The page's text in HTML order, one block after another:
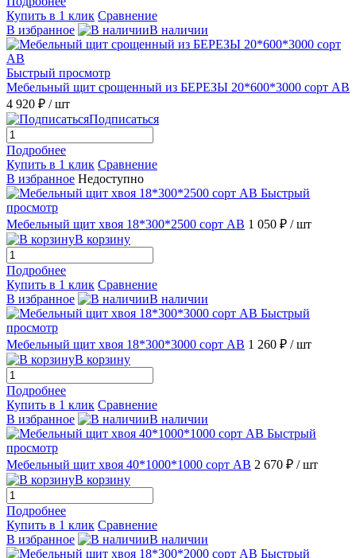
Купить в 1 клик Сравнение
В избранное
В наличии
Быстрый просмотр
Мебельный щит срощенный из БЕРЕЗЫ 20*600*3000 сорт АВ
4 920 ₽ / шт
Подписаться
Подробнее
Купить в 1 клик Сравнение
В избранное Недоступно
Быстрый
просмотр
Мебельный щит хвоя 18*300*2500 сорт АВ 1 050 ₽ / шт
В корзину
Подробнее
Купить в 1 клик Сравнение
В избранное
В наличии
Быстрый
просмотр
Мебельный щит хвоя 18*300*3000 сорт АВ 1 260 ₽ / шт
В корзину
Подробнее
Купить в 1 клик Сравнение
В избранное
В наличии
Быстрый
просмотр
Мебельный щит хвоя 40*1000*1000 сорт АВ 2 670 ₽ / шт
В корзину
Подробнее
Купить в 1 клик Сравнение
В избранное
В наличии
Быстрый